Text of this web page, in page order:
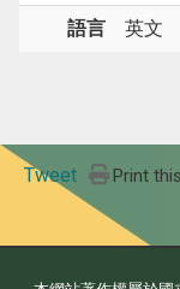
語言 英文
Tweet Print